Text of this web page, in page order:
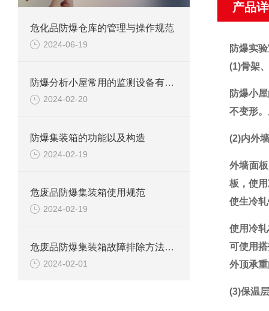
危化品防爆仓库的管理与操作规范
2024-06-19
防爆分析小屋常用的监测设备有哪些
2024-02-20
防爆集装箱的功能以及构造
2024-02-19
危废品防爆集装箱使用规范
2024-02-19
危废品防爆集装箱故障排除方法解析
2024-02-01
产品
防爆实
(1)骨架
防爆小
不变形
(2)内外
外墙面
板，使
使生冷
使用冷
可使用
外顶承
(3)保温层